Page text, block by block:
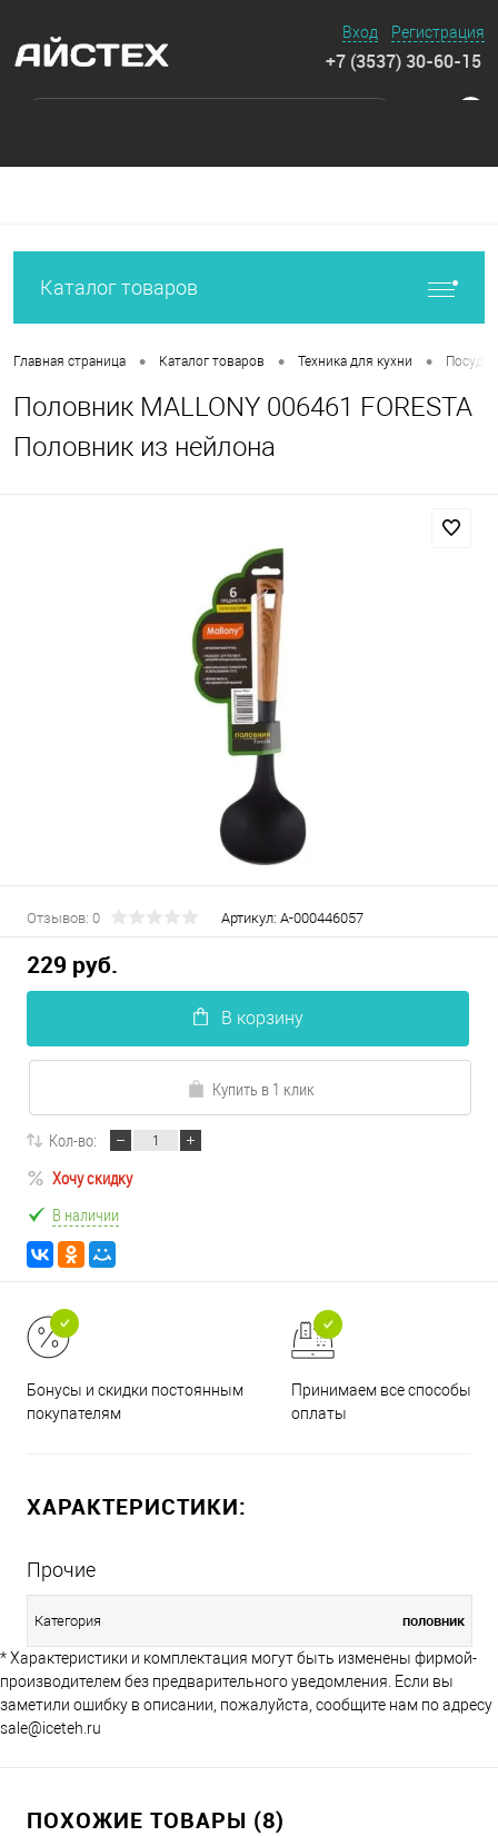
Вход Регистрация
+7 (3537) 30-60-15
Каталог товаров
Главная страница • Каталог товаров • Техника для кухни • Посуда
Половник MALLONY 006461 FORESTA
Половник из нейлона
Отзывов: 0 Артикул: А-000446057
229 руб.
В корзину
Купить в 1 клик
Кол-во:
Хочу скидку
В наличии
Бонусы и скидки постоянным
покупателям
Принимаем все способы
оплаты
ХАРАКТЕРИСТИКИ:
Прочие
Категория половник
* Характеристики и комплектация могут быть изменены фирмой-
производителем без предварительного уведомления. Если вы
заметили ошибку в описании, пожалуйста, сообщите нам по адресу
sale@iceteh.ru
ПОХОЖИЕ ТОВАРЫ (8)